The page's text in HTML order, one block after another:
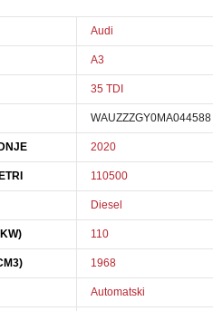
Audi
A3
35 TDI
WAUZZZGY0MA044588
2020
110500
Diesel
110
1968
Automatski